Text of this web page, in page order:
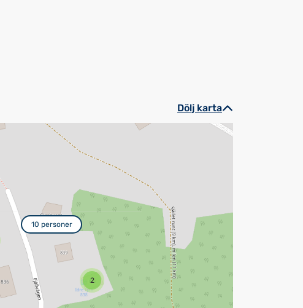
Dölj karta
2
10 personer